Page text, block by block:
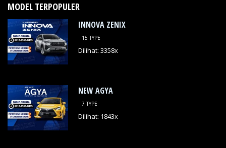
MODEL TERPOPULER
INNOVA ZENIX
15 TYPE
Dilihat: 3358x
NEW AGYA
7 TYPE
Dilihat: 1843x